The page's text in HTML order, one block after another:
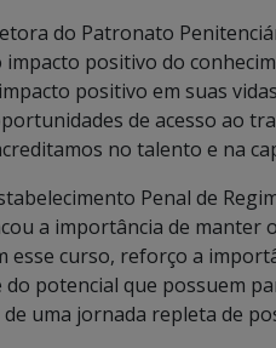
do Patronato
positivo do
positivo em suas
de acesso ao
no talento e na
Penal de
a importância de
esse curso, reforço a
potencial que possuem
de uma jornada repleta de